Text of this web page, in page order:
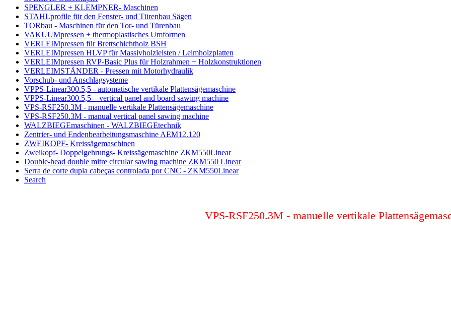
SPENGLER + KLEMPNER- Maschinen
STAHLprofile für den Fenster- und Türenbau Sägen
TORbau - Maschinen für den Tor- und Türenbau
VAKUUMpressen + thermoplastisches Umformen
VERLEIMpressen für Brettschichtholz BSH
VERLEIMpressen HLVP für Massivholzleisten / Leimholzplatten
VERLEIMpressen RVP-Basic Plus für Holzrahmen + Holzkonstruktionen
VERLEIMSTÄNDER - Pressen mit Motorhydraulik
Vorschub- und Anschlagsysteme
VPPS-Linear300.5,5 - automatische vertikale Plattensägemaschine
VPPS-Linear300.5,5 – vertical panel and board sawing machine
VPS-RSF250.3M - manuelle vertikale Plattensägemaschine
VPS-RSF250.3M - manual vertical panel sawing machine
WALZBIEGEmaschinen - WALZBIEGEtechnik
Zentrier- und Endenbearbeitungsmaschine AEM12.120
ZWEIKOPF- Kreissägemaschinen
Zweikopf- Doppelgehrungs- Kreissägemaschine ZKM550Linear
Double-head double mitre circular sawing machine ZKM550 Linear
Serra de corte dupla cabeças controlada por CNC - ZKM550Linear
Search
VPS-RSF250.3M - manuelle vertikale